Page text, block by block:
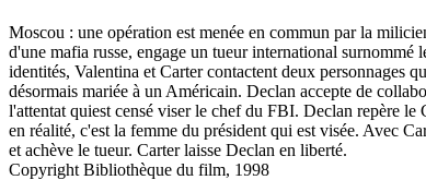
Moscou : une opération est menée en commun par la
d'une mafia russe, engage un tueur international
identités, Valentina et Carter contactent deux personnages
désormais mariée à un Américain. Declan accepte de
l'attentat quiest censé viser le chef du FBI. Declan repère
en réalité, c'est la femme du président qui est visée. Avec
et achève le tueur. Carter laisse Declan en liberté.
Copyright Bibliothèque du film, 1998